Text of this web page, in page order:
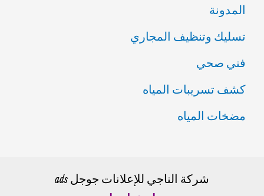
المدونة
تسليك وتنظيف المجاري
فني صحي
كشف تسريبات المياه
مضخات المياه
شركة الناجي للإعلانات جوجل ads